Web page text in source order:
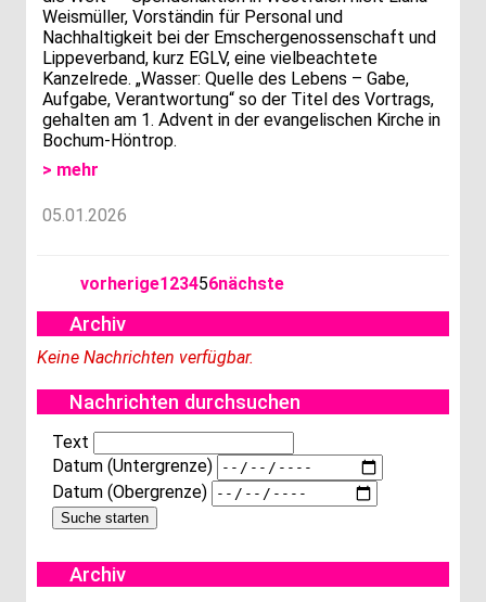
Weismüller, Vorständin für Personal und
Nachhaltigkeit bei der Emschergenossenschaft und
Lippeverband, kurz EGLV, eine vielbeachtete
Kanzelrede. „Wasser: Quelle des Lebens – Gabe,
Aufgabe, Verantwortung“ so der Titel des Vortrags,
gehalten am 1. Advent in der evangelischen Kirche in
Bochum-Höntrop.
> mehr
05.01.2026
vorherige1 23456nächste
Archiv
Keine Nachrichten verfügbar.
Nachrichten durchsuchen
Text
Datum (Untergrenze)
Datum (Obergrenze)
Archiv